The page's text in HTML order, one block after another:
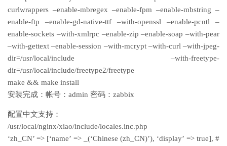
curlwrappers –enable-mbregex –enable-fpm –enable-mbstring –
enable-ftp –enable-gd-native-ttf –with-openssl –enable-pcntl –
enable-sockets –with-xmlrpc –enable-zip –enable-soap –with-pear
–with-gettext –enable-session –with-mcrypt –with-curl –with-jpeg-
dir=/usr/local/include –with-freetype-
dir=/usr/local/include/freetype2/freetype
make && make install
安装完成：帐号：admin 密码：zabbix
配置中文支持：
/usr/local/nginx/xiao/include/locales.inc.php
‘zh_CN’ => [‘name’ => _(‘Chinese (zh_CN)’), ‘display’ => true], #